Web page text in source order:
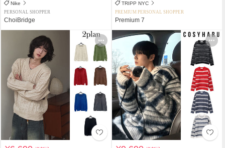
Nike
PERSONAL SHOPPER
ChoiBridge
TRIPP NYC
PREMIUM PERSONAL SHOPPER
Premium 7